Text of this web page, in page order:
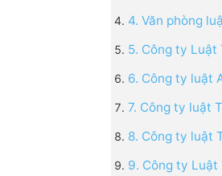
4. Văn phòng
5. Công ty Luật
6. Công ty luật
7. Công ty luật
8. Công ty luật
9. Công ty Luật